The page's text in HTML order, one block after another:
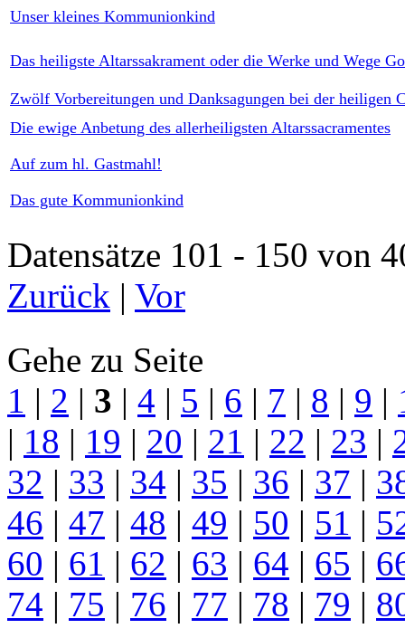
Unser kleines Kommunionkind
Das heiligste Altarssakrament oder die Werke und Wege
Zwölf Vorbereitungen und Danksagungen bei der heiligen
Die ewige Anbetung des allerheiligsten Altarssacramentes
Auf zum hl. Gastmahl!
Das gute Kommunionkind
Datensätze 101 - 150
Zurück | Vor
Gehe zu Seite
1 | 2 | 3 | 4 | 5 | 6 | 7 | 8 | 9 |
| 18 | 19 | 20 | 21 | 22 | 23 |
32 | 33 | 34 | 35 | 36 | 37 |
46 | 47 | 48 | 49 | 50 | 51 |
60 | 61 | 62 | 63 | 64 | 65 |
74 | 75 | 76 | 77 | 78 | 79 |